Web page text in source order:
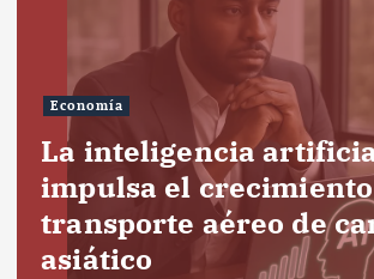
Economía
La inteligencia
impulsa el
transporte aéreo de
asiático